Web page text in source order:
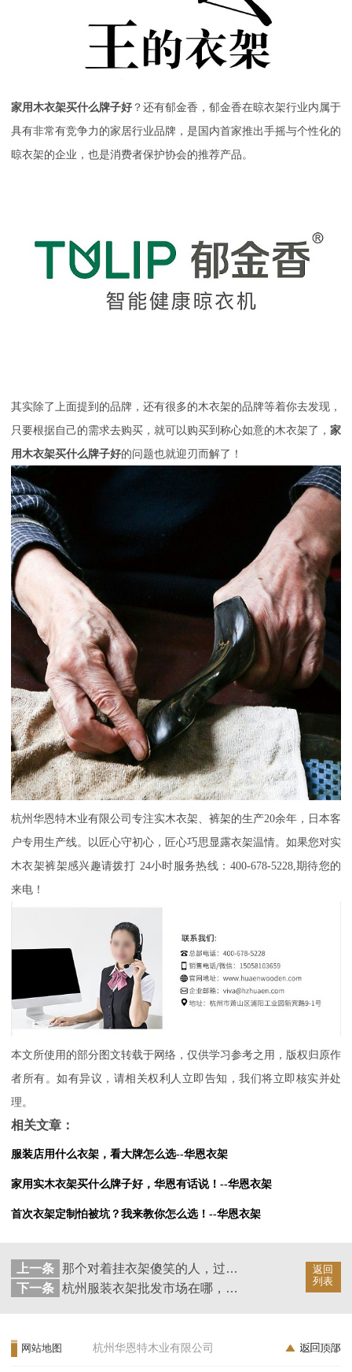
家用木衣架买什么牌子好 ？还有郁金香，郁金香在晾衣架行业内属于
具有非常有竞争力的家居行业品牌，是国内首家推出手摇与个性化的
晾衣架的企业，也是消费者保护协会的推荐产品。
其实除了上面提到的品牌，还有很多的木衣架的品牌等着你去发现，
只要根据自己的需求去购买，就可以购买到称心如意的木衣架了， 家
用木衣架买什么牌子好的问题也就迎刃而解了！
杭州华恩特木业有限公司 专注实木衣架、裤架的生产20余年 ，日本客
户专用生产线。以匠心守初心，匠心巧思显露衣架温情。如果您对实
木衣架裤架感兴趣请拨打 24小时服务热线：400-678-5228,期待您的
来电！
本文所使用的部分图文转载于网络，仅供学习参考之用，版权归原作
者所有。如有异议，请相关权利人立即告知，我们将立即核实并处
理。
相关文章：
服装店用什么衣架，看大牌怎么选--华恩衣架
家用实木衣架买什么牌子好，华恩有话说！--华恩衣架
首次衣架定制怕被坑？我来教你怎么选！--华恩衣架
返回
列表
上一条
那个对着挂衣架傻笑的人，过的怎么样了？--华恩衣架
下一条
杭州服装衣架批发市场在哪，选购衣架时应该注意什么？--华恩衣架
网站地图 杭州华恩特木业有限公司